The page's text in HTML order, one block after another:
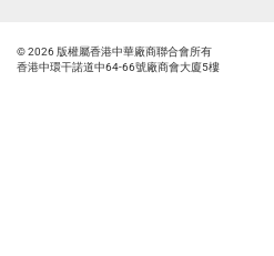
© 2026 版權屬香港中華廠商聯合會所有
香港中環干諾道中64-66號廠商會大廈5樓